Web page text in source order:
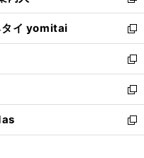
ウ
で
開
く
ン
ド
ウ
で
開
く
ウ
ィ
ン
ド
ウ
で
開
く
し
い
ウ
ィ
ン
ド
ウ
で
開
タイ yomitai
新
し
い
ウ
ィ
ン
ド
ウ
新
し
い
ウ
ィ
ン
新
し
い
ウ
新
し